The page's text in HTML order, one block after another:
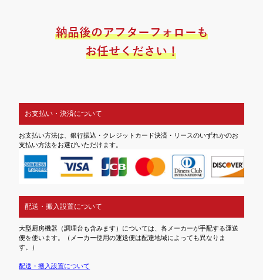
お支払い・決済について
お支払い方法は、銀行振込・クレジットカード決済・リースのいずれかのお
支払い方法をお選びいただけます。
配送・搬入設置について
大型厨房機器（調理台も含みます）については、各メーカーが手配する運送
便を使います。（メーカー使用の運送便は配達地域によっても異なりま
す。）
配送・搬入設置について